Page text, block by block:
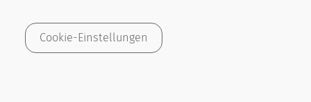
Cookie-Einstellungen